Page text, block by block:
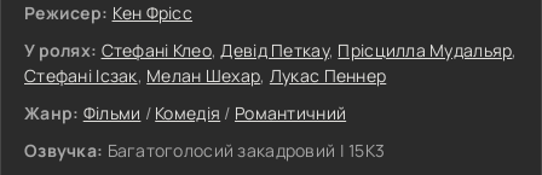
Режисер: Кен Фрісс
У ролях: Стефані Клео,Девід Петкау, Прісцилла Мудальяр,
Стефані Ісзак, Мелан Шехар, Лукас Пеннер
Жанр: Фільми / Комедія / Романтичний
Озвучка: Багатоголосий закадровий | 15K3